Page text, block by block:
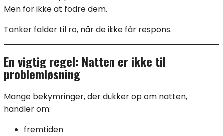
Men for ikke at fodre dem.
Tanker falder til ro, når de ikke får respons.
En vigtig regel: Natten er ikke til
problemløsning
Mange bekymringer, der dukker op om natten,
handler om:
fremtiden